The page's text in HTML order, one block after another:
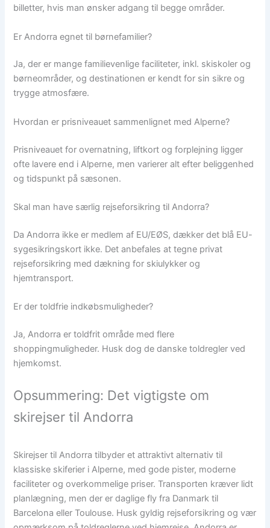
billetter, hvis man ønsker adgang til begge områder.
Er Andorra egnet til børnefamilier?
Ja, der er mange familievenlige faciliteter, inkl. skiskoler og
børneområder, og destinationen er kendt for sin sikre og
trygge atmosfære.
Hvordan er prisniveauet sammenlignet med Alperne?
Prisniveauet for overnatning, liftkort og forplejning ligger
ofte lavere end i Alperne, men varierer alt efter beliggenhed
og tidspunkt på sæsonen.
Skal man have særlig rejseforsikring til Andorra?
Da Andorra ikke er medlem af EU/EØS, dækker det blå EU-
sygesikringskort ikke. Det anbefales at tegne privat
rejseforsikring med dækning for skiulykker og
hjemtransport.
Er der toldfrie indkøbsmuligheder?
Ja, Andorra er toldfrit område med flere
shoppingmuligheder. Husk dog de danske toldregler ved
hjemkomst.
Opsummering: Det vigtigste om
skirejser til Andorra
Skirejser til Andorra tilbyder et attraktivt alternativ til
klassiske skiferier i Alperne, med gode pister, moderne
faciliteter og overkommelige priser. Transporten kræver lidt
planlægning, men der er daglige fly fra Danmark til
Barcelona eller Toulouse. Husk gyldig rejseforsikring og vær